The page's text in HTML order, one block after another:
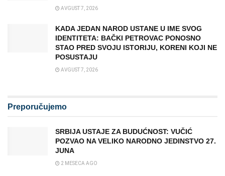
AVGUST 7, 2026
KADA JEDAN NAROD USTANE U IME SVOG
IDENTITETA: BAČKI PETROVAC PONOSNO
STAO PRED SVOJU ISTORIJU, KORENI KOJI NE
POSUSTAJU
AVGUST 7, 2026
Preporučujemo
SRBIJA USTAJE ZA BUDUĆNOST: VUČIĆ
POZVAO NA VELIKO NARODNO JEDINSTVO 27.
JUNA
2 MESECA AGO